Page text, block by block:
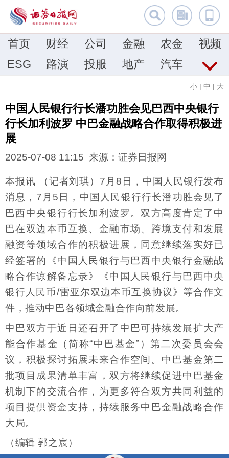
首页 财经 公司 金融 农金
视频
ESG
路演 投服 地产 汽车
小 | 中 | 大
中国人民银行行长潘功胜会见巴西中央银行
行长加利波罗 中巴金融战略合作取得积极进
展
2025-07-08 11:15 来源：证券日报网
本报讯 （记者刘琪）7月8日，中国人民银行发布
消息，7月5日，中国人民银行行长潘功胜会见了
巴西中央银行行长加利波罗。双方高度肯定了中
巴在双边本币互换、金融市场、跨境支付和发展
融资等领域合作的积极进展，同意继续落实好已
经签署的《中国人民银行与巴西中央银行金融战
略合作谅解备忘录》《中国人民银行与巴西中央
银行人民币/雷亚尔双边本币互换协议》等合作文
件，推动中巴各领域金融合作向前发展。
中巴双方于近日还召开了中巴可持续发展扩大产
能合作基金（简称“中巴基金”）第二次委员会会
议，积极探讨拓展未来合作空间。中巴基金第二
批项目成果清单丰富，双方将继续促进中巴基金
机制下的交流合作，为更多符合双方共同利益的
项目提供资金支持，持续服务中巴金融战略合作
大局。
（编辑 郭之宸）